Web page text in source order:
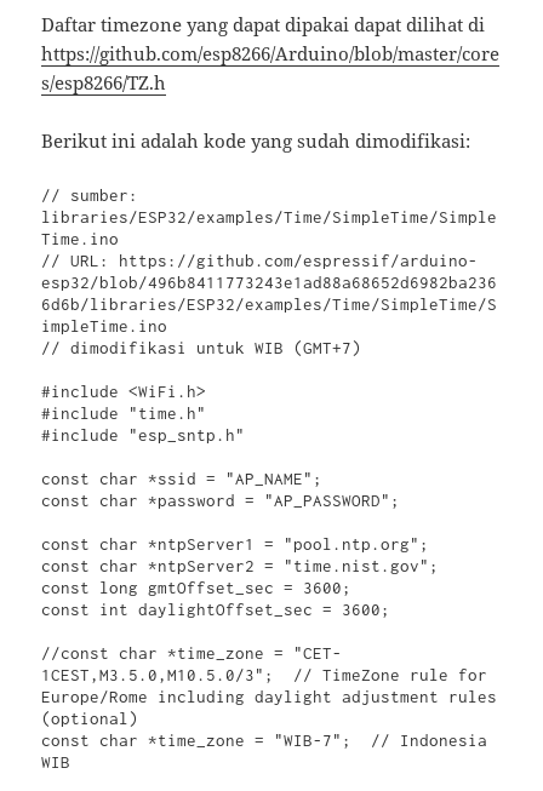
Daftar timezone yang dapat dipakai dapat dilihat di
https://github.com/esp8266/Arduino/blob/master/core
s/esp8266/TZ.h
Berikut ini adalah kode yang sudah dimodifikasi:
// sumber:
libraries/ESP32/examples/Time/SimpleTime/Simple
Time.ino
// URL: https://github.com/espressif/arduino-
esp32/blob/496b8411773243e1ad88a68652d6982ba236
6d6b/libraries/ESP32/examples/Time/SimpleTime/S
impleTime.ino
// dimodifikasi untuk WIB (GMT+7)
#include <WiFi.h>
#include "time.h"
#include "esp_sntp.h"
const char *ssid = "AP_NAME";
const char *password = "AP_PASSWORD";
const char *ntpServer1 = "pool.ntp.org";
const char *ntpServer2 = "time.nist.gov";
const long gmtOffset_sec = 3600;
const int daylightOffset_sec = 3600;
//const char *time_zone = "CET-
1CEST,M3.5.0,M10.5.0/3";  // TimeZone rule for
Europe/Rome including daylight adjustment rules
(optional)
const char *time_zone = "WIB-7";  // Indonesia
WIB